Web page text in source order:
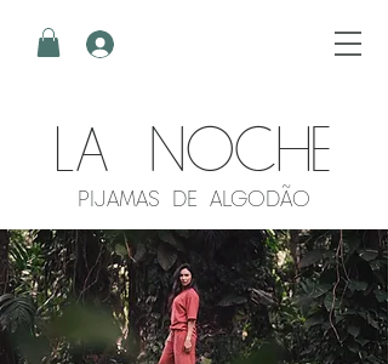
LA NOCHE
PIJAMAS DE ALGODÃO